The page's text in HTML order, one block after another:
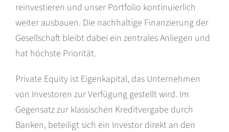
reinvestieren und unser Portfolio kontinuierlich
weiter ausbauen. Die nachhaltige Finanzierung der
Gesellschaft bleibt dabei ein zentrales Anliegen und
hat höchste Priorität.
Private Equity ist Eigenkapital, das Unternehmen
von Investoren zur Verfügung gestellt wird. Im
Gegensatz zur klassischen Kreditvergabe durch
Banken, beteiligt sich ein Investor direkt an den